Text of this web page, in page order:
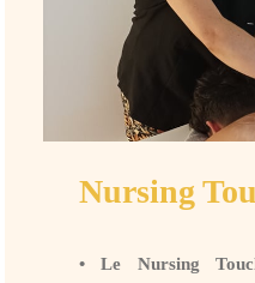
Nursing
• Le Nursing